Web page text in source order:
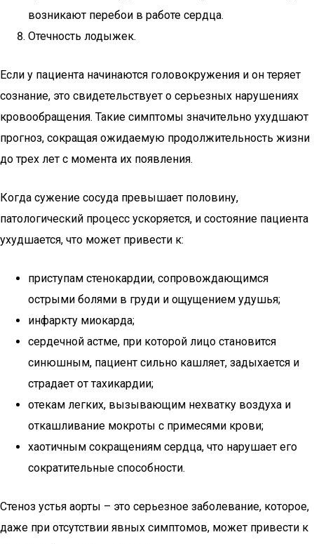
возникают перебои в работе сердца.
Отечность лодыжек.
Если у пациента начинаются головокружения и он теряет
сознание, это свидетельствует о серьезных нарушениях
кровообращения. Такие симптомы значительно ухудшают
прогноз, сокращая ожидаемую продолжительность жизни
до трех лет с момента их появления.
Когда сужение сосуда превышает половину,
патологический процесс ускоряется, и состояние пациента
ухудшается, что может привести к:
приступам стенокардии, сопровождающимся
острыми болями в груди и ощущением удушья;
инфаркту миокарда;
сердечной астме, при которой лицо становится
синюшным, пациент сильно кашляет, задыхается и
страдает от тахикардии;
отекам легких, вызывающим нехватку воздуха и
откашливание мокроты с примесями крови;
хаотичным сокращениям сердца, что нарушает его
сократительные способности.
Стеноз устья аорты – это серьезное заболевание, которое,
даже при отсутствии явных симптомов, может привести к